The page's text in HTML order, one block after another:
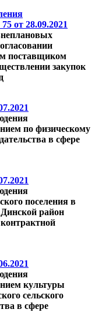
от 28.09.2021
поставщиком
закупок
по физическому
в сфере
поселения в
район
культуры
сельского
в сфере